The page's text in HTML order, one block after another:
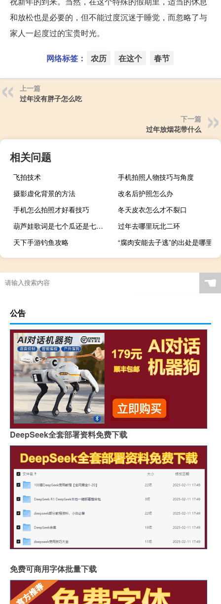
和放松也是必要的，但不能过度沉迷于睡觉，而忽略了与
家人一起度过的宝贵时光。
网络标签： 农历 在这个 春节
上一篇
过年没有胖子怎么吃
下一篇
过年放烟花带什么
相关问题
飞拍技术
手机拍照人物技巧与角度
摄影虚化背景的方法
改名后护照怎么办
手机怎么拍照才好看技巧
冬天皮衣怎么才不裂口
葫芦娃歌词是七个瓜还是七朵花（葫芦娃歌词）
过年去哪里玩北二环
天下手游钓鱼攻略
“腐肉安能去子逃”的出处是哪里
☚
公告
DeepSeek全套部署资料免费下载
免费可商用字体批量下载